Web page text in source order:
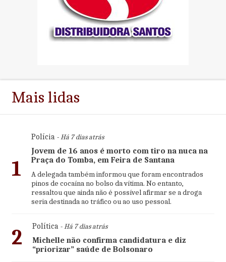
Mais lidas
1
Polícia- Há 7 dias atrás
Jovem de 16 anos é morto com tiro na nuca na
Praça do Tomba, em Feira de Santana
A delegada também informou que foram encontrados
pinos de cocaína no bolso da vítima. No entanto,
ressaltou que ainda não é possível afirmar se a droga
seria destinada ao tráfico ou ao uso pessoal.
2 Política- Há 7 dias atrás
Michelle não confirma candidatura e diz
“priorizar” saúde de Bolsonaro